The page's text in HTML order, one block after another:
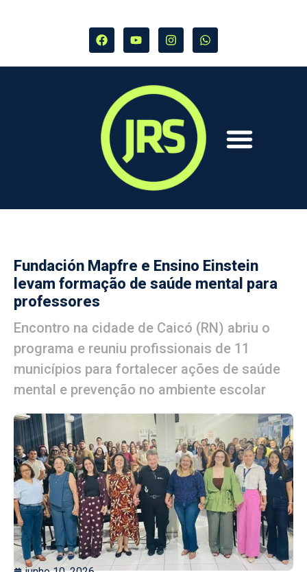
Fundación Mapfre e Ensino Einstein
levam formação de saúde mental para
professores
Encontro na cidade de Caicó (RN) abriu o
programa e reuniu profissionais de 11
municípios para fortalecer ações de saúde
mental e prevenção no ambiente escolar